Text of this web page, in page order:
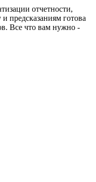
отчетности,
предсказаниям готова
Все что вам нужно -